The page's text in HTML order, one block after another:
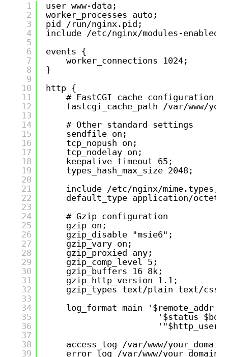
1
2
3
4
5
6
7
8
9
10
11
12
13
14
15
16
17
18
19
20
21
22
23
24
25
26
27
28
29
30
31
32
33
34
35
36
37
38
39
user www-data;
worker_processes auto;
pid /run/nginx.pid;
include /etc/nginx/modules-
events {
worker_connections 1024;
}
http {
# FastCGI cache configuration
fastcgi_cache_path /var/www/
# Other standard settings
sendfile on;
tcp_nopush on;
tcp_nodelay on;
keepalive_timeout 65;
types_hash_max_size 2048;
include /etc/nginx/mime.types;
default_type application/octet-
# Gzip configuration
gzip on;
gzip_disable "msie6";
gzip_vary on;
gzip_proxied any;
gzip_comp_level 5;
gzip_buffers 16 8k;
gzip_http_version 1.1;
gzip_types text/plain text/css
log_format main '$remote_addr
'$status
access_log /var/www/
error_log /var/www/